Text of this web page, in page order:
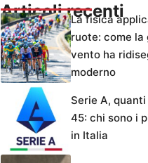
Articoli recenti
La fisica
ruote: come la
vento ha
moderno
Serie A,
45: chi sono i
in Italia